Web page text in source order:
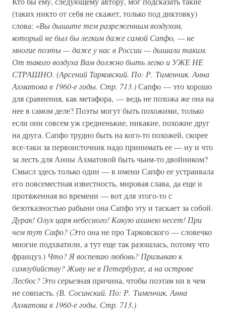
(таких никто от себя не скажет, только под диктовку)
слова: «Вы дышите тем разреженным воздухом,
который не был бы легким даже самой Сапфо, — не
многие поэты — даже у нас в России — дышали таким.
От такого воздуха Вам должно быть легко и УЖЕ НЕ
СТРАШНО. (Арсений Тарковский. По: Р. Тименчик. Анна
Ахматова в 1960-е годы. Стр. 713.)Сапфо — это хорошо
для сравнения, как метафора, — ведь не похожа же она на
нее в самом деле? Поэты могут быть похожими, только
если они совсем уж средненькие, никакие, похожие друг
на друга. Сапфо трудно быть на кого-то похожей, скорее
все-таки за первоисточник надо принимать ее — ну и что
за лесть для Анны Ахматовой быть чьим-то двойником?
Смысл здесь только один — в имени Сапфо ее устраивала
его повсеместная известность, мировая слава, да еще и
протяженная во времени — вот для этого-то с
безотказностью рабыни она Сапфо эту и таскает за собой.
Дурак! Олух царя небесного! Какую ахинею несет! При
чем тут Сафо?(Это она не про Тарковского — словечко
многие подхватили, а тут еще так разошлась, потому что
француз.) Что? Я воспеваю любовь? Призываю к
самоубийству? Живу не в Петербурге, а на острове
Лесбос? Это серьезная причина, чтобы поэтам ни в чем
не совпасть. (В. Сосинский. По: Р. Тименчик. Анна
Ахматова в 1960-е годы. Стр. 713.)